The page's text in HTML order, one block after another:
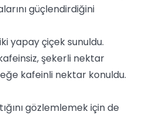
güçlendirdiğini
yapay çiçek sunuldu.
şekerli nektar
kafeinli nektar konuldu.
gözlemlemek için de